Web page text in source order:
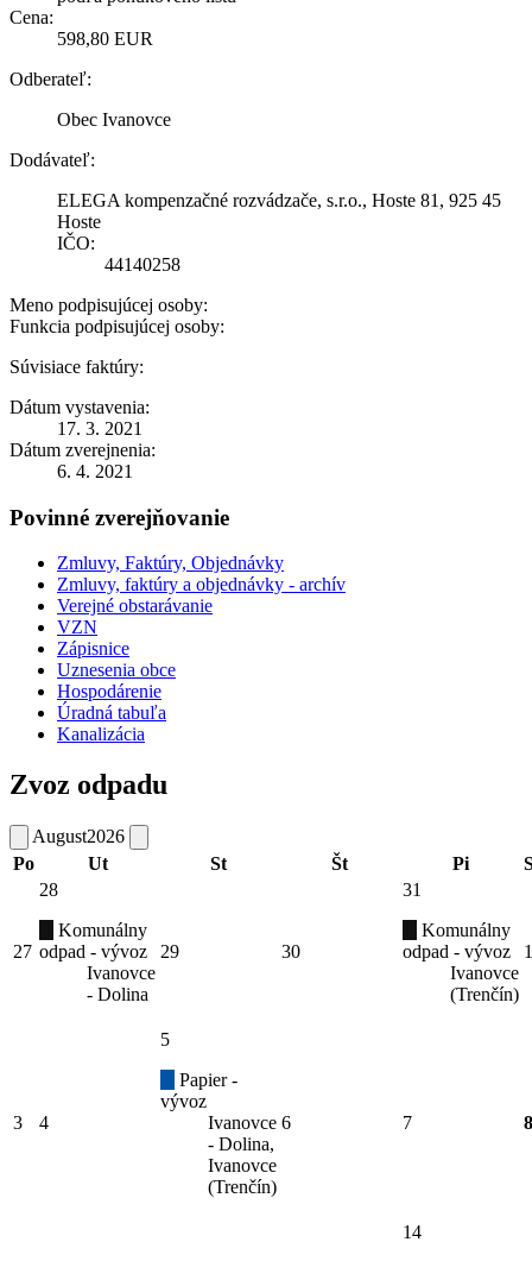
Cena:
598,80 EUR
Odberateľ:
Obec Ivanovce
Dodávateľ:
ELEGA kompenzačné rozvádzače, s.r.o., Hoste 81, 925 45
Hoste
IČO:
44140258
Meno podpisujúcej osoby:
Funkcia podpisujúcej osoby:
Súvisiace faktúry:
Dátum vystavenia:
17. 3. 2021
Dátum zverejnenia:
6. 4. 2021
Povinné zverejňovanie
Zmluvy, Faktúry, Objednávky
Zmluvy, faktúry a objednávky - archív
Verejné obstarávanie
VZN
Zápisnice
Uznesenia obce
Hospodárenie
Úradná tabuľa
Kanalizácia
Zvoz odpadu
August2026
Po
Ut St Št Pi
27
28
Komunálny
odpad - vývoz
Ivanovce
- Dolina
29 30
31
Komunálny
odpad - vývoz
Ivanovce
(Trenčín)
1
3 4
5
Papier -
vývoz
Ivanovce
- Dolina,
Ivanovce
(Trenčín)
6 7 8
14